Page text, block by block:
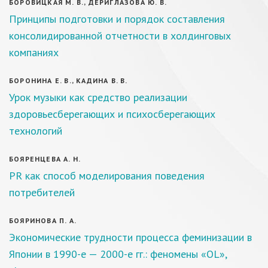
БОРОВИЦКАЯ М. В., ДЕРИГЛАЗОВА Ю. В.
Принципы подготовки и порядок составления
консолидированной отчетности в холдинговых
компаниях
БОРОНИНА Е. В., КАДИНА В. В.
Урок музыки как средство реализации
здоровьесберегающих и психосберегающих
технологий
БОЯРЕНЦЕВА А. Н.
PR как способ моделирования поведения
потребителей
БОЯРИНОВА П. А.
Экономические трудности процесса феминизации в
Японии в 1990-е — 2000-е гг.: феномены «OL»,